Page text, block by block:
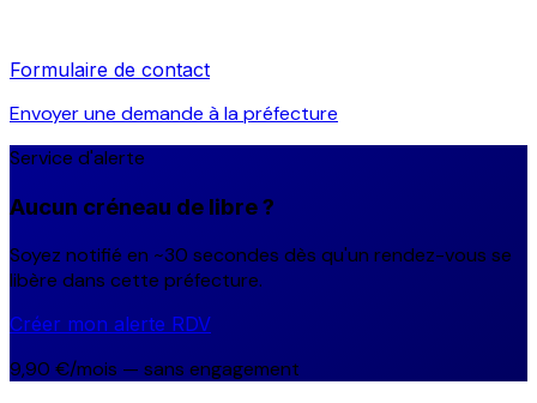
Formulaire de contact
Envoyer une demande à la préfecture
Service d'alerte
Aucun créneau de libre ?
Soyez notifié en ~30 secondes dès qu'un rendez-vous se
libère dans cette préfecture.
Créer mon alerte RDV
9,90 €/mois — sans engagement